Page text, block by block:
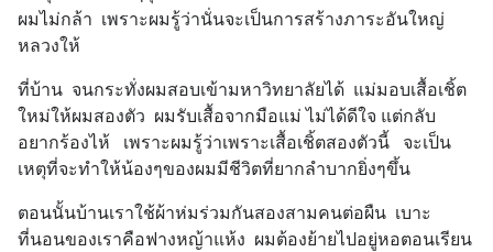
ผมไม่กล้า  เพราะผมรู้ว่านั่นจะเป็นการสร้างภาระอันใหญ่
หลวงให้
ที่บ้าน  จนกระทั่งผมสอบเข้ามหาวิทยาลัยได้  แม่มอบเสื้อเชิ้ต
ใหม่ให้ผมสองตัว  ผมรับเสื้อจากมือแม่ ไม่ได้ดีใจ แต่กลับ
อยากร้องไห้   เพราะผมรู้ว่าเพราะเสื้อเชิ้ตสองตัวนี้   จะเป็น
เหตุที่จะทำให้น้องๆของผมมีชีวิตที่ยากลำบากยิ่งๆขึ้น
ตอนนั้นบ้านเราใช้ผ้าห่มร่วมกันสองสามคนต่อผืน  เบาะ
ที่นอนของเราคือฟางหญ้าแห้ง  ผมต้องย้ายไปอยู่หอตอนเรียน